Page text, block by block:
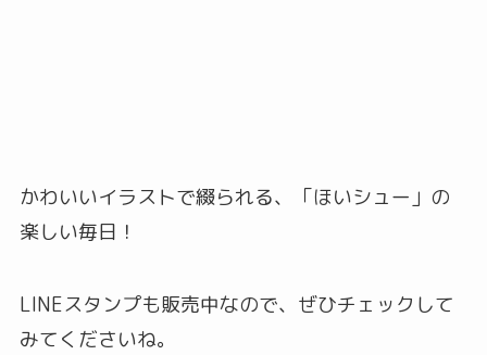
かわいいイラストで綴られる、「ほいシュー」の
楽しい毎日！
LINEスタンプも販売中なので、ぜひチェックして
みてくださいね。